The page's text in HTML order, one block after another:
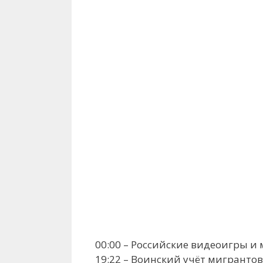
00:00 – Российские видеоигры
19:22 – Воинский учёт мигрантов